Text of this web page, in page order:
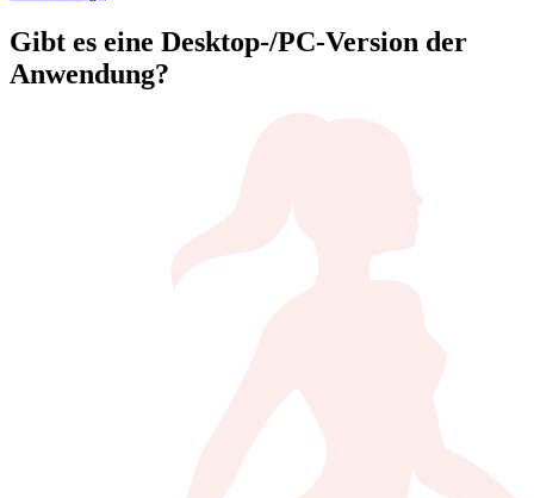
Gibt es eine Desktop-/PC-Version der
Anwendung?